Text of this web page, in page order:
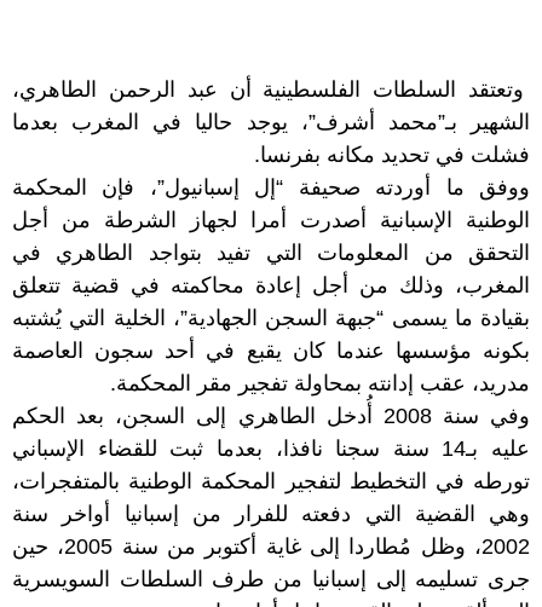
وتعتقد السلطات الفلسطينية أن عبد الرحمن الطاهري،
الشهير بـ”محمد أشرف”، يوجد حاليا في المغرب بعدما
فشلت في تحديد مكانه بفرنسا.
ووفق ما أوردته صحيفة “إل إسبانيول”، فإن المحكمة
الوطنية الإسبانية أصدرت أمرا لجهاز الشرطة من أجل
التحقق من المعلومات التي تفيد بتواجد الطاهري في
المغرب، وذلك من أجل إعادة محاكمته في قضية تتعلق
بقيادة ما يسمى “جبهة السجن الجهادية”، الخلية التي يُشتبه
بكونه مؤسسها عندما كان يقبع في أحد سجون العاصمة
مدريد، عقب إدانته بمحاولة تفجير مقر المحكمة.
وفي سنة 2008 أُدخل الطاهري إلى السجن، بعد الحكم
عليه بـ14 سنة سجنا نافذا، بعدما ثبت للقضاء الإسباني
تورطه في التخطيط لتفجير المحكمة الوطنية بالمتفجرات،
وهي القضية التي دفعته للفرار من إسبانيا أواخر سنة
2002، وظل مُطاردا إلى غاية أكتوبر من سنة 2005، حين
جرى تسليمه إلى إسبانيا من طرف السلطات السويسرية